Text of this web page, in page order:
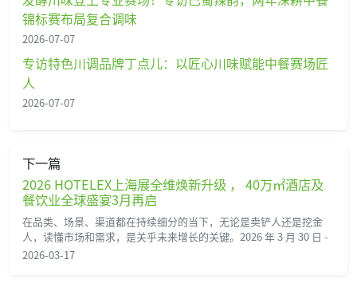
锦标赛布局复合调味
2026-07-07
专访特色川调品牌丁点儿：以匠心川味赋能中餐赛场匠
人
2026-07-07
下一篇
2026 HOTELEX上海展全维焕新升级 ， 40万㎡酒店及
餐饮业全球盛宴3月再启
在品类、场景、渠道都在持续细分的当下，无论是卖铲人还是挖金
人，读懂市场和需求，是关乎未来增长的关键。2026 年 3 月 30 日 -
2026-03-17